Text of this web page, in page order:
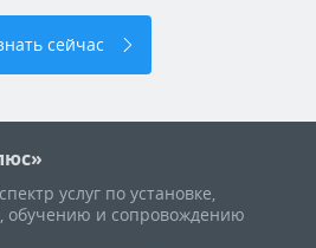
сейчас
услуг по установке,
обучению и сопровождению